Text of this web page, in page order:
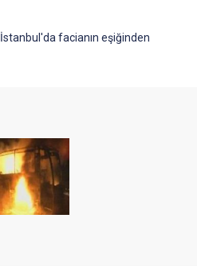
İstanbul'da facianın eşiğinden